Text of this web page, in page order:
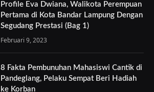
Profile Eva Dwiana, Walikota Perempuan
Pertama di Kota Bandar Lampung Dengan
Segudang Prestasi (Bag 1)
Februari 9, 2023
8 Fakta Pembunuhan Mahasiswi Cantik di
Pandeglang, Pelaku Sempat Beri Hadiah
ke Korban